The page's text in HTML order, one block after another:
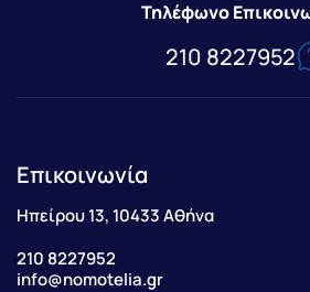
Τηλέφωνο
210 8227952
Επικοινωνία
Ηπείρου 13, 10433 Αθήνα
210 8227952
info@nomotelia.gr